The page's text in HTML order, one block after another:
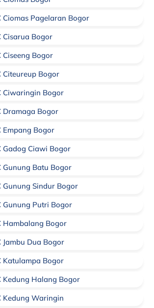
Ciomas Pagelaran Bogor
Cisarua Bogor
Ciseeng Bogor
Citeureup Bogor
Ciwaringin Bogor
Dramaga Bogor
Empang Bogor
Gadog Ciawi Bogor
Gunung Batu Bogor
Gunung Sindur Bogor
Gunung Putri Bogor
Hambalang Bogor
Jambu Dua Bogor
Katulampa Bogor
Kedung Halang Bogor
Kedung Waringin